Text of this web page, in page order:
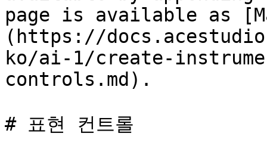
page is available as
(https://
ko/ai-1/create-
controls.md).
# 표현 컨트롤